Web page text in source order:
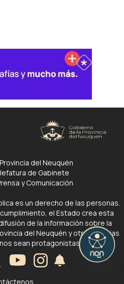
del Neuquén
de Gabinete
y Comunicación
es un derecho de las personas.
el Estado crea esta
de la información sobre la
del Neuquén y otras noticias
sean protagonistas.